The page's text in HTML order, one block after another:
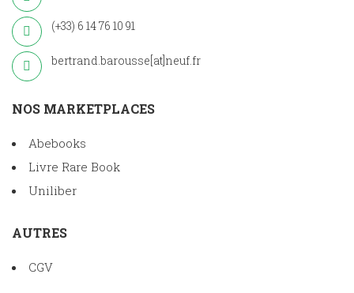
(+33) 6 14 76 10 91
bertrand.barousse[at]neuf.fr
NOS MARKETPLACES
Abebooks
Livre Rare Book
Uniliber
AUTRES
CGV